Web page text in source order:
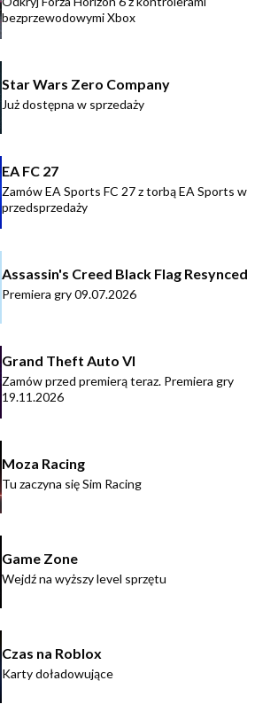
bezprzewodowymi Xbox
Star Wars Zero Company
Już dostępna w sprzedaży
EA FC 27
Zamów EA Sports FC 27 z torbą EA Sports w
przedsprzedaży
Assassin's Creed Black Flag Resynced
Premiera gry 09.07.2026
Grand Theft Auto VI
Zamów przed premierą teraz. Premiera gry
19.11.2026
Moza Racing
Tu zaczyna się Sim Racing
Game Zone
Wejdź na wyższy level sprzętu
Czas na Roblox
Karty doładowujące